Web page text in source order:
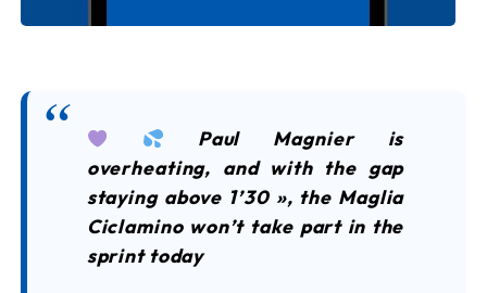
Paul Magnier is
overheating, and with the gap
staying above 1’30 », the Maglia
Ciclamino won’t take part in the
sprint today